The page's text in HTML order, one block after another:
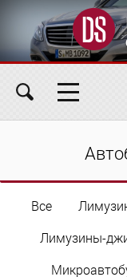
Условия аренды
О компании
Все
Лимузины-